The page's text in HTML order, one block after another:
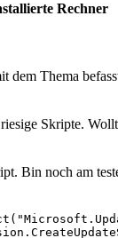
Rechner
dem Thema
Skripte.
Bin noch am